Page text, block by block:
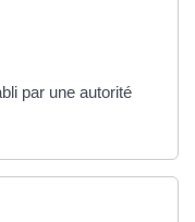
par une autorité